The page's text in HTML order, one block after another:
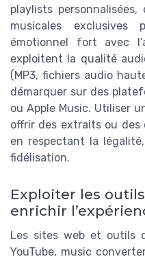
playlists
musicales
émotionnel fort avec
exploitent la qualité
(MP3, fichiers audio
démarquer sur des
ou Apple Music. Utiliser
offrir des extraits ou des
en respectant la
fidélisation.
Exploiter les
enrichir
Les sites web et outils
YouTube, music